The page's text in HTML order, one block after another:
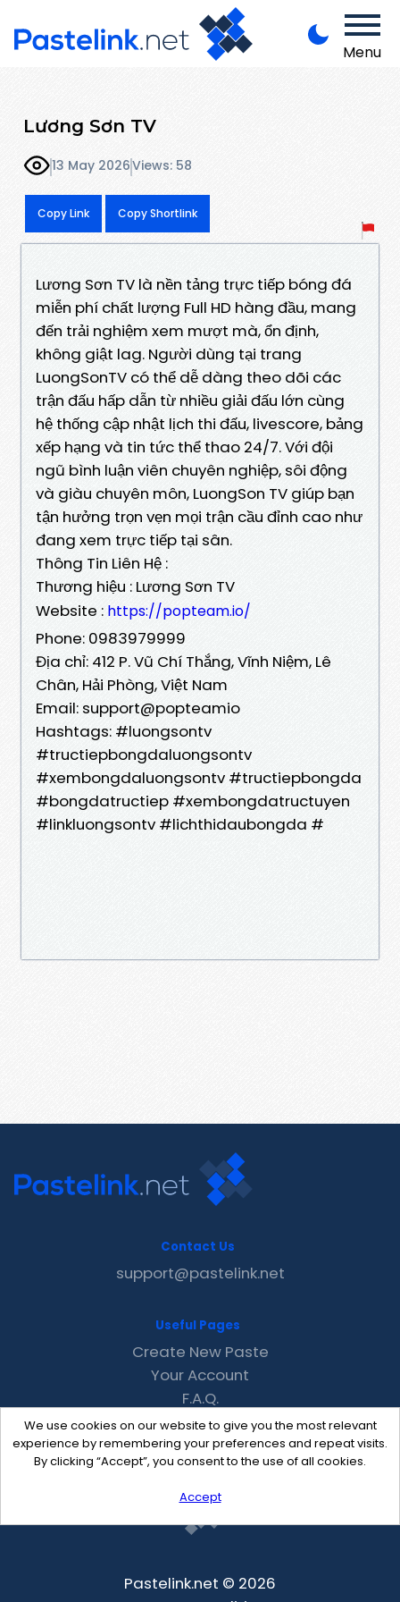
Menu
Lương Sơn TV
13 May 2026Views: 58
Copy Link Copy Shortlink
Lương Sơn TV là nền tảng trực tiếp bóng đá
miễn phí chất lượng Full HD hàng đầu, mang
đến trải nghiệm xem mượt mà, ổn định,
không giật lag. Người dùng tại trang
LuongSonTV có thể dễ dàng theo dõi các
trận đấu hấp dẫn từ nhiều giải đấu lớn cùng
hệ thống cập nhật lịch thi đấu, livescore, bảng
xếp hạng và tin tức thể thao 24/7. Với đội
ngũ bình luận viên chuyên nghiệp, sôi động
và giàu chuyên môn, LuongSon TV giúp bạn
tận hưởng trọn vẹn mọi trận cầu đỉnh cao như
đang xem trực tiếp tại sân.
Thông Tin Liên Hệ :
Thương hiệu : Lương Sơn TV
Website : https://popteam.io/
Phone: 0983979999
Địa chỉ: 412 P. Vũ Chí Thắng, Vĩnh Niệm, Lê
Chân, Hải Phòng, Việt Nam
Email: support@popteamio
Hashtags: #luongsontv
#tructiepbongdaluongsontv
#xembongdaluongsontv #tructiepbongda
#bongdatructiep #xembongdatructuyen
#linkluongsontv #lichthidaubongda #
We use cookies on our website to give you the most relevant
experience by remembering your preferences and repeat visits.
By clicking “Accept”, you consent to the use of all cookies.
Accept
Contact Us
support@pastelink.net
Useful Pages
Create New Paste
Your Account
F.A.Q.
Recent
Contact
Pastelink.net © 2026